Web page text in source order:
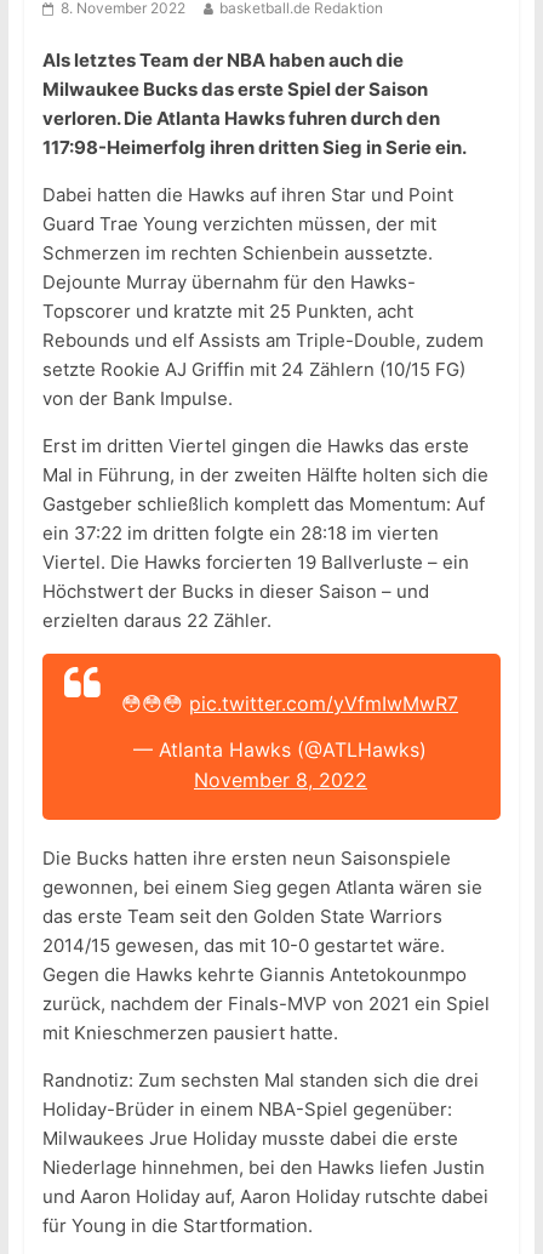
8. November 2022 basketball.de Redaktion
Als letztes Team der NBA haben auch die
Milwaukee Bucks das erste Spiel der Saison
verloren. Die Atlanta Hawks fuhren durch den
117:98-Heimerfolg ihren dritten Sieg in Serie ein.
Dabei hatten die Hawks auf ihren Star und Point
Guard Trae Young verzichten müssen, der mit
Schmerzen im rechten Schienbein aussetzte.
Dejounte Murray übernahm für den Hawks-
Topscorer und kratzte mit 25 Punkten, acht
Rebounds und elf Assists am Triple-Double, zudem
setzte Rookie AJ Griffin mit 24 Zählern (10/15 FG)
von der Bank Impulse.
Erst im dritten Viertel gingen die Hawks das erste
Mal in Führung, in der zweiten Hälfte holten sich die
Gastgeber schließlich komplett das Momentum: Auf
ein 37:22 im dritten folgte ein 28:18 im vierten
Viertel. Die Hawks forcierten 19 Ballverluste – ein
Höchstwert der Bucks in dieser Saison – und
erzielten daraus 22 Zähler.
😳😳😳 pic.twitter.com/yVfmIwMwR7
— Atlanta Hawks (@ATLHawks)
November 8, 2022
Die Bucks hatten ihre ersten neun Saisonspiele
gewonnen, bei einem Sieg gegen Atlanta wären sie
das erste Team seit den Golden State Warriors
2014/15 gewesen, das mit 10-0 gestartet wäre.
Gegen die Hawks kehrte Giannis Antetokounmpo
zurück, nachdem der Finals-MVP von 2021 ein Spiel
mit Knieschmerzen pausiert hatte.
Randnotiz: Zum sechsten Mal standen sich die drei
Holiday-Brüder in einem NBA-Spiel gegenüber:
Milwaukees Jrue Holiday musste dabei die erste
Niederlage hinnehmen, bei den Hawks liefen Justin
und Aaron Holiday auf, Aaron Holiday rutschte dabei
für Young in die Startformation.